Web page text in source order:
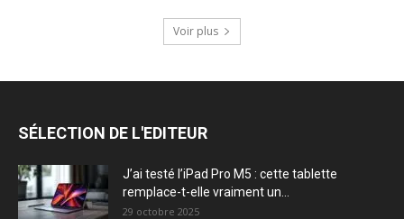
Voir plus
SÉLECTION DE L'EDITEUR
J’ai testé l’iPad Pro M5 : cette tablette
remplace-t-elle vraiment un...
29 octobre 2025